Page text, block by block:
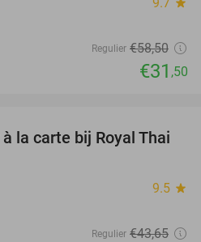
Regulier €58,50
€31 ,50
32%
la carte bij Royal Thai
9.5 star
Regulier €43,65